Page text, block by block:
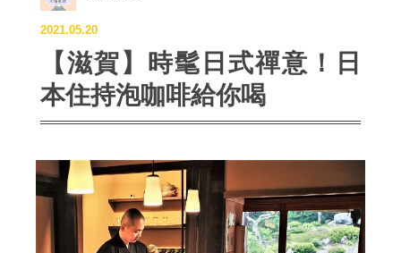
2021.05.20
【滋賀】時髦日式禪意！日
本住持泡咖啡給你喝